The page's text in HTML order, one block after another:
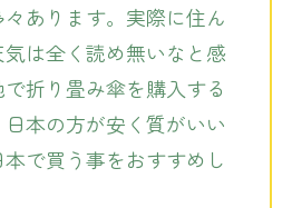
あります。実際に住ん
は全く読め無いなと感
折り畳み傘を購入する
本の方が安く質がいい
で買う事をおすすめし